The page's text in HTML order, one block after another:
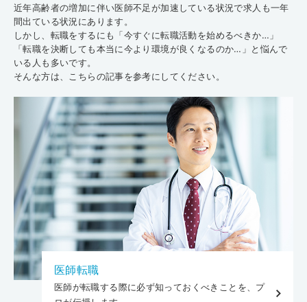
近年高齢者の増加に伴い医師不足が加速している状況で求人も一年
間出ている状況にあります。
しかし、転職をするにも「今すぐに転職活動を始めるべきか…」
「転職を決断しても本当に今より環境が良くなるのか…」と悩んで
いる人も多いです。
そんな方は、こちらの記事を参考にしてください。
医師転職
医師が転職する際に必ず知っておくべきことを、プ